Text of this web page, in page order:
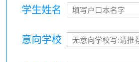
学生姓名
意向学校